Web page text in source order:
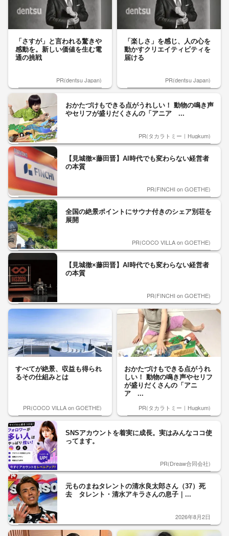
「さすが」と言われる驚きや
感動を。新しい価値を生む電
通の挑戦
PR(dentsu Japan)
「楽しさ」を感じ、人の心を
動かすクリエイティビティを
届ける
PR(dentsu Japan)
おかたづけもできる点がうれしい！ 動物の鳴き声
やセリフが盛りだくさんの「アニア ...
PR(タカラトミー｜Hugkum)
【見城徹×藤田晋】AI時代でも変わらない経営者
の本質
PR(FINCHI on GOETHE)
全国の絶景ポイントにサウナ付きのシェア別荘を
展開
PR(COCO VILLA on GOETHE)
【見城徹×藤田晋】AI時代でも変わらない経営者
の本質
PR(FINCHI on GOETHE)
すべてが絶景、収益も得られ
るその仕組みとは
PR(COCO VILLA on GOETHE)
おかたづけもできる点がうれ
しい！ 動物の鳴き声やセリフ
が盛りだくさんの「アニ
ア ...
PR(タカラトミー｜Hugkum)
SNSアカウントを着実に成長。実はみんなココ使
ってます。
PR(Dreaw合同会社)
元ものまねタレントの清水良太郎さん（37）死
去 タレント・清水アキラさんの息子｜...
2026年8月2日